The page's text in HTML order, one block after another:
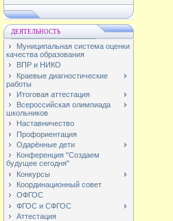
ДЕЯТЕЛЬНОСТЬ
Муниципальная система оценки
качества образования
ВПР и НИКО
Краевые диагностические
работы
Итоговая аттестация
Всероссийская олимпиада
школьников
Наставничество
Профориентация
Одарённые дети
Конференция "Создаем
будущее сегодня"
Конкурсы
Координационный совет
ОФГОС
ФГОС и СФГОС
Аттестация